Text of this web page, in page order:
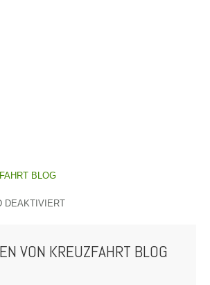
BLOG
DEAKTIVIERT
VON KREUZFAHRT BLOG